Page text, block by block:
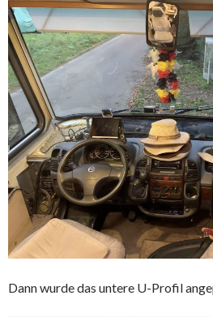
Dann wurde das untere U-Profil